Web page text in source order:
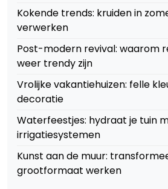
Kokende trends: kruiden in
verwerken
Post-modern revival: waarom
weer trendy zijn
Vrolijke vakantiehuizen: felle
decoratie
Waterfeestjes: hydraat je tuin
irrigatiesystemen
Kunst aan de muur:
grootformaat werken